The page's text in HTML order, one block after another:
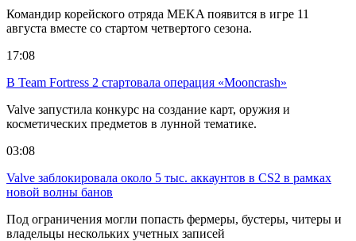
Командир корейского отряда MEKA появится в игре 11
августа вместе со стартом четвертого сезона.
17:08
В Team Fortress 2 стартовала операция «Mooncrash»
Valve запустила конкурс на создание карт, оружия и
косметических предметов в лунной тематике.
03:08
Valve заблокировала около 5 тыс. аккаунтов в CS2 в рамках
новой волны банов
Под ограничения могли попасть фермеры, бустеры, читеры и
владельцы нескольких учетных записей